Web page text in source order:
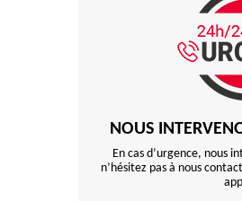
NOUS
En cas d’urgence, nous
n’hésitez pas à nous